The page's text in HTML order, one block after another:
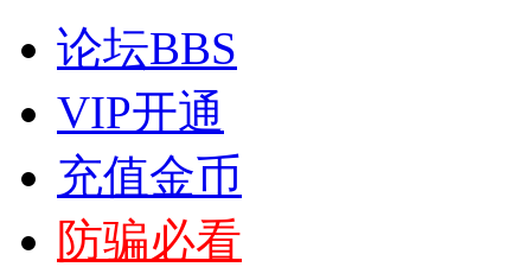
论坛BBS
VIP开通
充值金币
防骗必看